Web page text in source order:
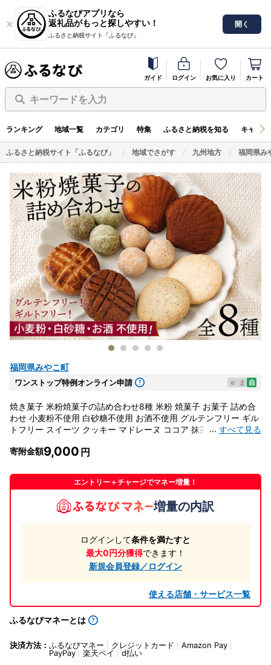
ふるなびアプリなら
返礼品がもっと探しやすい！
ふるさと納税サイト「ふるなび」
開く
ガイド ログイン お気に入り カート
キーワードを入力
ランキング 地域一覧 カテゴリ 特集 ふるさと納税を知る キャン
ふるさと納税サイト「ふるなび」 地域でさがす 九州地方 福岡県み
福岡県みやこ町
ワンストップ特例オンライン申請 e ま 自
焼き菓子 米粉焼菓子の詰め合わせ8種 米粉 焼菓子 お菓子 詰め合
わせ 小麦粉不使用 白砂糖不使用 お酒不使用 グルテンフリー ギル
トフリー スイーツ クッキー マドレーヌ ココア 抹茶 グルメ お取
... すべて見る
寄附金額9,000
エントリー＋チャージでマネー増量！
増量の内訳
ログインして条件を満たすと
最大0円分獲得できます！
新規会員登録／ログイン
使える店舗・サービス一覧
ふるなびマネーとは
決済方法： ふるなびマネー クレジットカード
Amazon Pay
PayPay
楽天ペイ d払い